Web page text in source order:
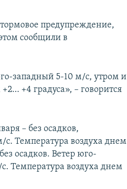
предупреждение,
сообщили в
западный 5-10 м/с, утром и
+4 градуса», – говорится
– без осадков,
Температура воздуха днем
осадков. Ветер юго-
Температура воздуха днем